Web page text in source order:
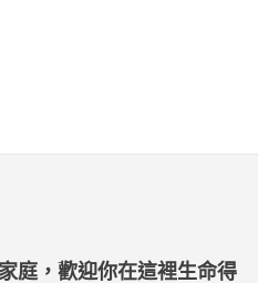
庭，歡迎你在這裡生命得